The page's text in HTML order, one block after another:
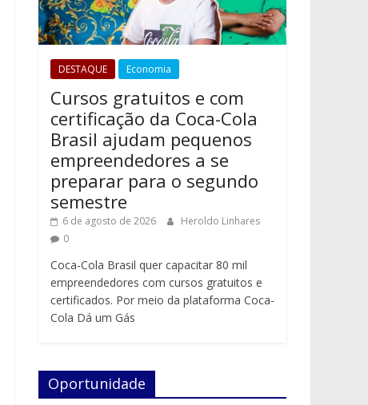
DESTAQUE Economia
Cursos gratuitos e com
certificação da Coca-Cola
Brasil ajudam pequenos
empreendedores a se
preparar para o segundo
semestre
6 de agosto de 2026
Heroldo Linhares
0
Coca-Cola Brasil quer capacitar 80 mil
empreendedores com cursos gratuitos e
certificados. Por meio da plataforma Coca-
Cola Dá um Gás
Oportunidade